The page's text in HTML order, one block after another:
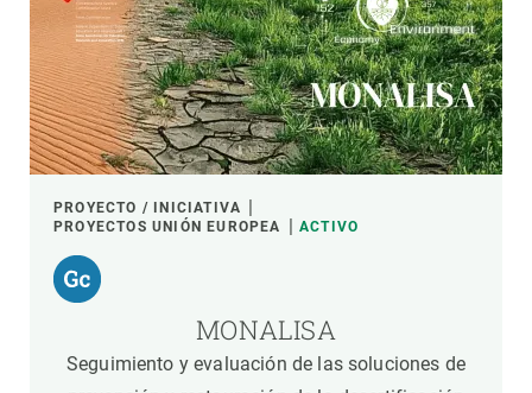
PROYECTO / INICIATIVA
PROYECTOS UNIÓN EUROPEA
ACTIVO
MONALISA
Seguimiento y evaluación de las soluciones de